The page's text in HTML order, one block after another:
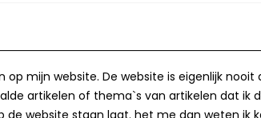
op mijn website. De website is eigenlijk
artikelen of thema`s van artikelen dat ik
website staan laat. het me dan weten